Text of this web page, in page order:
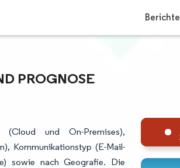
Berichte
PROGNOSE (
(Cloud und On-Premises),
Kommunikationstyp (E-Mail-
sowie nach Geografie. Die